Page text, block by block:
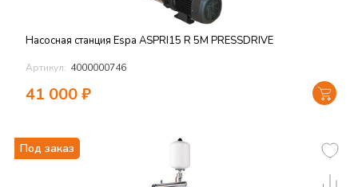
Насосная станция Espa ASPRI15 R 5M PRESSDRIVE
Артикул: 4000000746
41 000₽
Под заказ